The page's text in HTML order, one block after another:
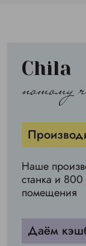
Chila
потому
Наше
станка и
помещения
Даём